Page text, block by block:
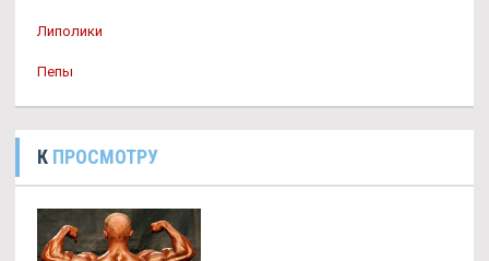
Липолики
Пепы
К ПРОСМОТРУ